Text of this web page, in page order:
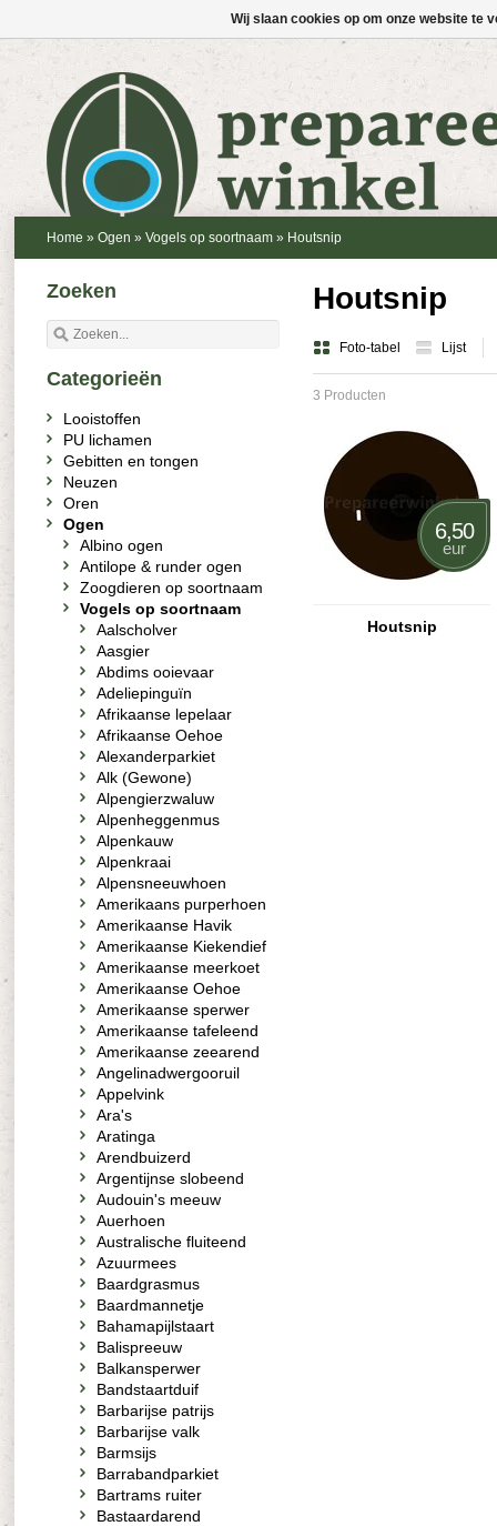
Home » Ogen » Vogels op soortnaam » Houtsnip
Houtsnip
Foto-tabel Lijst
3 Producten
6,50
eur
Houtsnip
Zoeken
Categorieën
Looistoffen
PU lichamen
Gebitten en tongen
Neuzen
Oren
Ogen
Albino ogen
Antilope & runder ogen
Zoogdieren op soortnaam
Vogels op soortnaam
Aalscholver
Aasgier
Abdims ooievaar
Adeliepinguïn
Afrikaanse lepelaar
Afrikaanse Oehoe
Alexanderparkiet
Alk (Gewone)
Alpengierzwaluw
Alpenheggenmus
Alpenkauw
Alpenkraai
Alpensneeuwhoen
Amerikaans purperhoen
Amerikaanse Havik
Amerikaanse Kiekendief
Amerikaanse meerkoet
Amerikaanse Oehoe
Amerikaanse sperwer
Amerikaanse tafeleend
Amerikaanse zeearend
Angelinadwergooruil
Appelvink
Ara's
Aratinga
Arendbuizerd
Argentijnse slobeend
Audouin's meeuw
Auerhoen
Australische fluiteend
Azuurmees
Baardgrasmus
Baardmannetje
Bahamapijlstaart
Balispreeuw
Balkansperwer
Bandstaartduif
Barbarijse patrijs
Barbarijse valk
Barmsijs
Barrabandparkiet
Bartrams ruiter
Bastaardarend
Wij slaan cookies op om onze website te